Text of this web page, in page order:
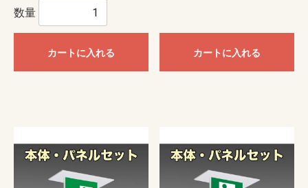
数量
カートに入れる カートに入れる